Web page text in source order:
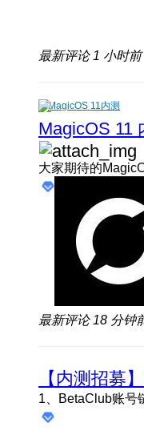
最新评论 1 小时前
MagicOS 11内测
MagicOS 11
最新评论 18 分钟
【内测招募